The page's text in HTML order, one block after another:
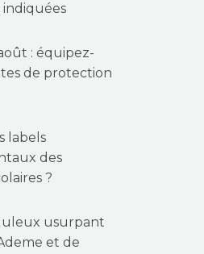
: équipez-
de protection
labels
des
?
usurpant
et de